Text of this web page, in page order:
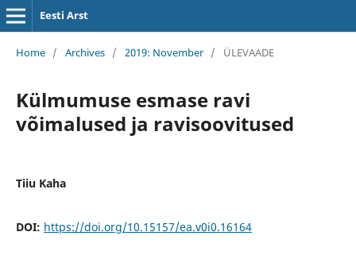
Eesti Arst
Home / Archives / 2019: November / ÜLEVAADE
Külmumuse esmase ravi
võimalused ja ravisoovitused
Tiiu Kaha
DOI: https://doi.org/10.15157/ea.v0i0.16164